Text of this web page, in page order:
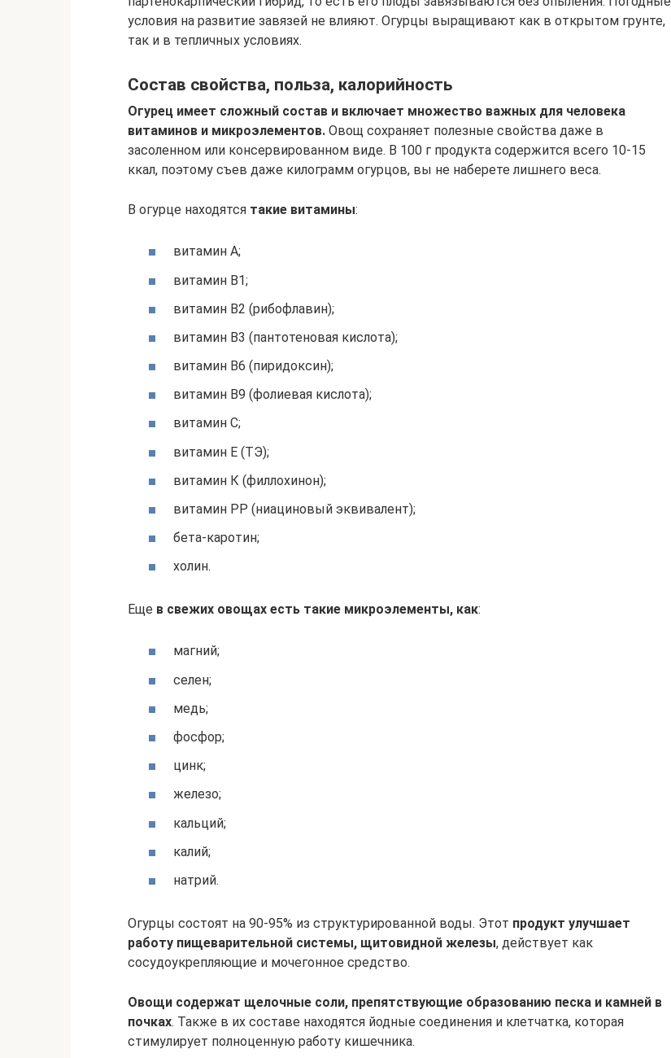
условия на развитие завязей не влияют. Огурцы выращивают как в открытом грунте,
так и в тепличных условиях.
Состав свойства, польза, калорийность
Огурец имеет сложный состав и включает множество важных для человека
витаминов и микроэлементов. Овощ сохраняет полезные свойства даже в
засоленном или консервированном виде. В 100 г продукта содержится всего 10-15
ккал, поэтому съев даже килограмм огурцов, вы не наберете лишнего веса.
В огурце находятся такие витамины:
витамин A;
витамин B1;
витамин B2 (рибофлавин);
витамин B3 (пантотеновая кислота);
витамин B6 (пиридоксин);
витамин B9 (фолиевая кислота);
витамин C;
витамин E (ТЭ);
витамин К (филлохинон);
витамин PP (ниациновый эквивалент);
бета-каротин;
холин.
Еще в свежих овощах есть такие микроэлементы, как:
магний;
селен;
медь;
фосфор;
цинк;
железо;
кальций;
калий;
натрий.
Огурцы состоят на 90-95% из структурированной воды. Этот продукт улучшает
работу пищеварительной системы, щитовидной железы, действует как
сосудоукрепляющие и мочегонное средство.
Овощи содержат щелочные соли, препятствующие образованию песка и камней в
почках. Также в их составе находятся йодные соединения и клетчатка, которая
стимулирует полноценную работу кишечника.